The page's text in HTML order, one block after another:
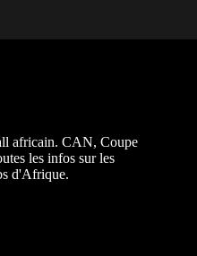
africain. CAN, Coupe
les infos sur les
d'Afrique.